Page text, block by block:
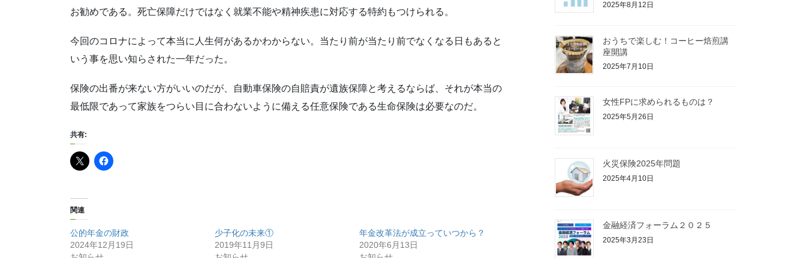
お勧めである。死亡保障だけではなく就業不能や精神疾患に対応する特約もつけられる。
今回のコロナによって本当に人生何があるかわからない。当たり前が当たり前でなくなる日もあると
いう事を思い知らされた一年だった。
保険の出番が来ない方がいいのだが、自動車保険の自賠責が遺族保障と考えるならば、それが本当の
最低限であって家族をつらい目に合わないように備える任意保険である生命保険は必要なのだ。
共有:
関連
公的年金の財政
2024年12月19日
少子化の未来①
2019年11月9日
年金改革法が成立っていつから？
2020年6月13日
2025年8月12日
おうちで楽しむ！コーヒー焙煎講
座開講
2025年7月10日
女性FPに求められるものは？
2025年5月26日
火災保険2025年問題
2025年4月10日
金融経済フォーラム２０２５
2025年3月23日